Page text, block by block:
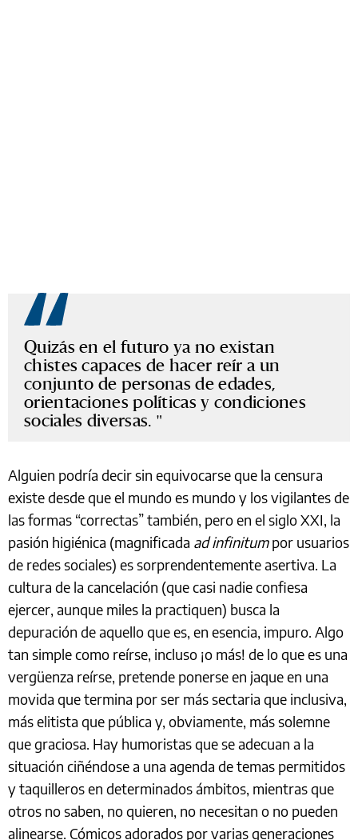
Quizás en el futuro ya no existan
chistes capaces de hacer reír a un
conjunto de personas de edades,
orientaciones políticas y condiciones
sociales diversas.
Alguien podría decir sin equivocarse que la censura
existe desde que el mundo es mundo y los vigilantes de
las formas “correctas” también, pero en el siglo XXI, la
pasión higiénica (magnificada ad infinitumpor usuarios
de redes sociales) es sorprendentemente asertiva. La
cultura de la cancelación (que casi nadie confiesa
ejercer, aunque miles la practiquen) busca la
depuración de aquello que es, en esencia, impuro. Algo
tan simple como reírse, incluso ¡o más! de lo que es una
vergüenza reírse, pretende ponerse en jaque en una
movida que termina por ser más sectaria que inclusiva,
más elitista que pública y, obviamente, más solemne
que graciosa. Hay humoristas que se adecuan a la
situación ciñéndose a una agenda de temas permitidos
y taquilleros en determinados ámbitos, mientras que
otros no saben, no quieren, no necesitan o no pueden
alinearse. Cómicos adorados por varias generaciones